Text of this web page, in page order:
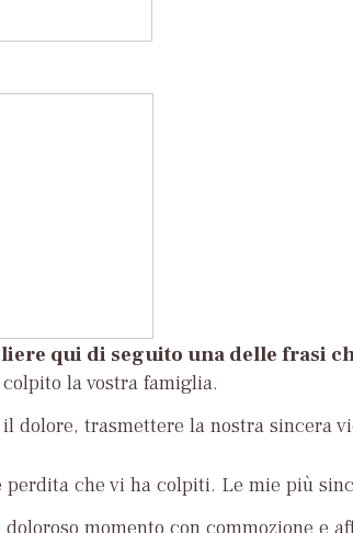
qui di seguito una delle frasi
la vostra famiglia.
dolore, trasmettere la nostra sincera
che vi ha colpiti. Le mie più